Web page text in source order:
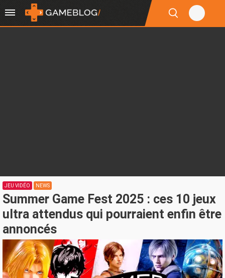
JEU VIDÉO NEWS
Summer Game Fest 2025 : ces 10 jeux
ultra attendus qui pourraient enfin être
annoncés